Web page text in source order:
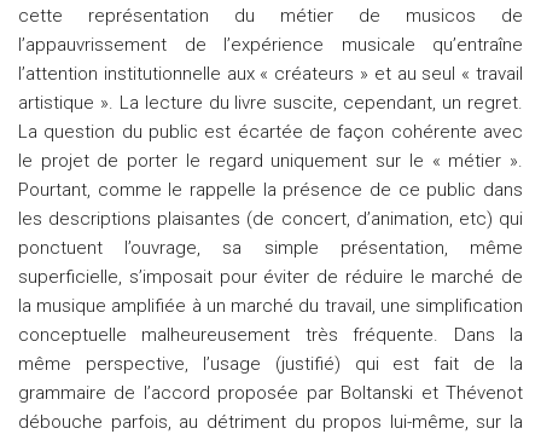
cette représentation du métier de musicos de
l’appauvrissement de l’expérience musicale qu’entraîne
l’attention institutionnelle aux « créateurs » et au seul « travail
artistique ». La lecture du livre suscite, cependant, un regret.
La question du public est écartée de façon cohérente avec
le projet de porter le regard uniquement sur le « métier ».
Pourtant, comme le rappelle la présence de ce public dans
les descriptions plaisantes (de concert, d’animation, etc) qui
ponctuent l’ouvrage, sa simple présentation, même
superficielle, s’imposait pour éviter de réduire le marché de
la musique amplifiée à un marché du travail, une simplification
conceptuelle malheureusement très fréquente. Dans la
même perspective, l’usage (justifié) qui est fait de la
grammaire de l’accord proposée par Boltanski et Thévenot
débouche parfois, au détriment du propos lui-même, sur la